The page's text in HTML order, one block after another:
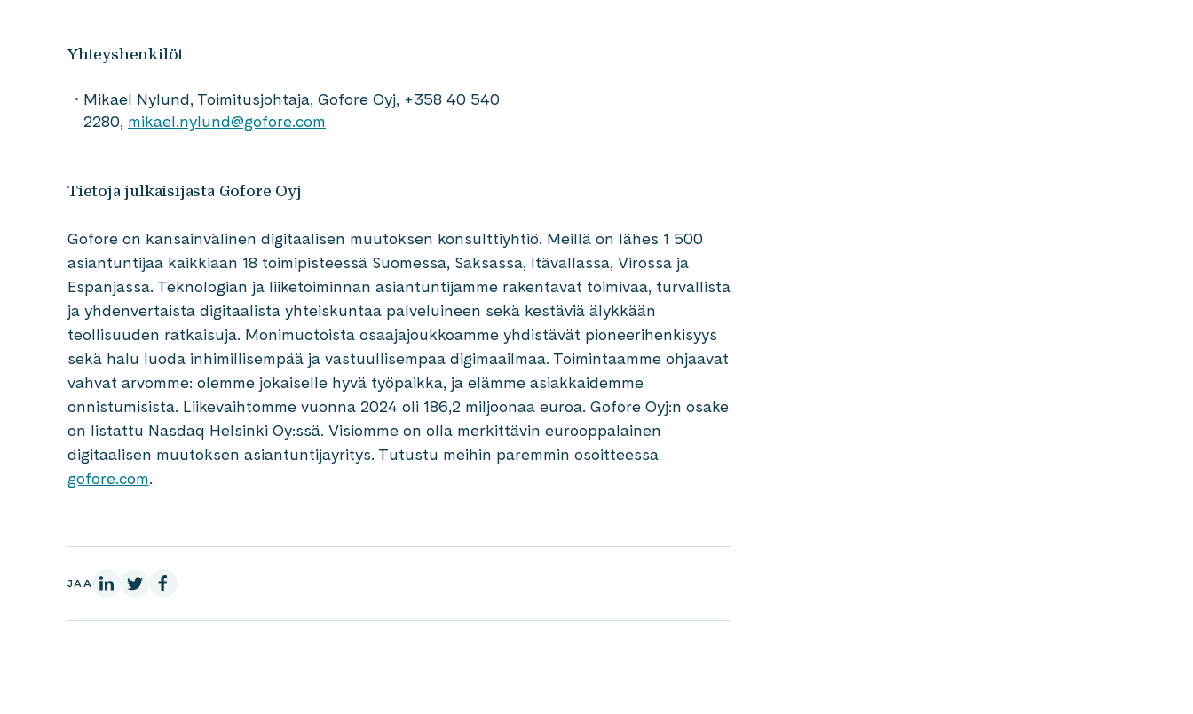
Yhteyshenkilöt
Mikael Nylund, Toimitusjohtaja, Gofore Oyj, +358 40 540
2280, mikael.nylund@gofore.com
Tietoja julkaisijasta Gofore Oyj
Gofore on kansainvälinen digitaalisen muutoksen konsulttiyhtiö. Meillä on lähes 1 500
asiantuntijaa kaikkiaan 18 toimipisteessä Suomessa, Saksassa, Itävallassa, Virossa ja
Espanjassa. Teknologian ja liiketoiminnan asiantuntijamme rakentavat toimivaa, turvallista
ja yhdenvertaista digitaalista yhteiskuntaa palveluineen sekä kestäviä älykkään
teollisuuden ratkaisuja. Monimuotoista osaajajoukkoamme yhdistävät pioneerihenkisyys
sekä halu luoda inhimillisempää ja vastuullisempaa digimaailmaa. Toimintaamme ohjaavat
vahvat arvomme: olemme jokaiselle hyvä työpaikka, ja elämme asiakkaidemme
onnistumisista. Liikevaihtomme vuonna 2024 oli 186,2 miljoonaa euroa. Gofore Oyj:n osake
on listattu Nasdaq Helsinki Oy:ssä. Visiomme on olla merkittävin eurooppalainen
digitaalisen muutoksen asiantuntijayritys. Tutustu meihin paremmin osoitteessa
gofore.com.
JAA LinkedInissä
X:ssäFacebookissa